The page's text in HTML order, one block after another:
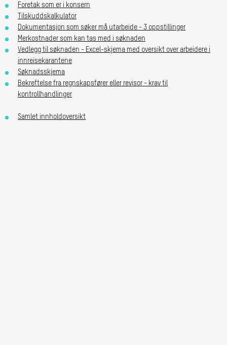
Foretak som er i konsern
Tilskuddskalkulator
Dokumentasjon som søker må utarbeide - 3 oppstillinger
Merkostnader som kan tas med i søknaden
Vedlegg til søknaden - Excel-skjema med oversikt over arbeidere i
innreisekarantene
Søknadsskjema
Bekreftelse fra regnskapsfører eller revisor - krav til
kontrollhandlinger
Samlet innholdoversikt